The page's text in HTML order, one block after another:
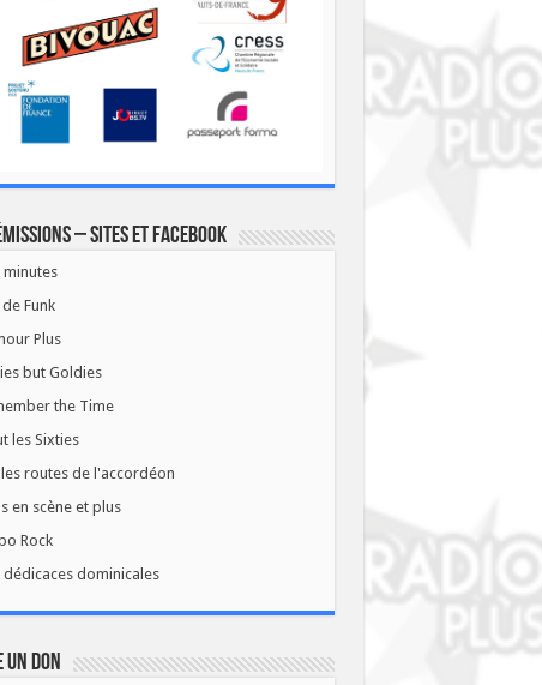
– Sites et Facebook
minutes
de Funk
Plus
but Goldies
the Time
les Sixties
routes de l'accordéon
en scène et plus
Rock
dédicaces dominicales
UN DON